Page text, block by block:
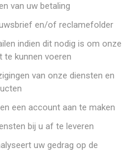
van uw betaling
en/of reclamefolder
indien dit nodig is om onze
te kunnen voeren
van onze diensten en
een account aan te maken
bij u af te leveren
uw gedrag op de